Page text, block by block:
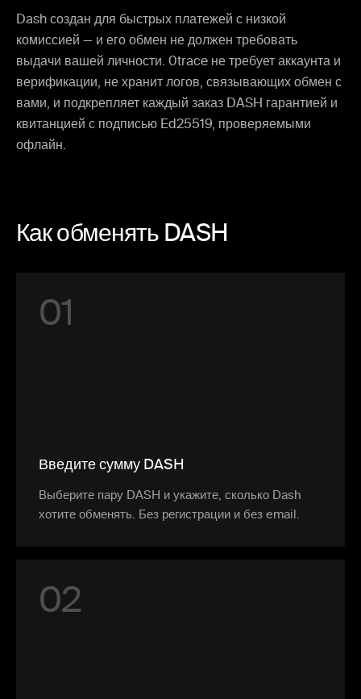
Dash создан для быстрых платежей с низкой
комиссией — и его обмен не должен требовать
выдачи вашей личности. 0trace не требует аккаунта и
верификации, не хранит логов, связывающих обмен с
вами, и подкрепляет каждый заказ DASH гарантией и
квитанцией с подписью Ed25519, проверяемыми
офлайн.
Как обменять DASH
01
Введите сумму DASH
Выберите пару DASH и укажите, сколько Dash
хотите обменять. Без регистрации и без email.
02